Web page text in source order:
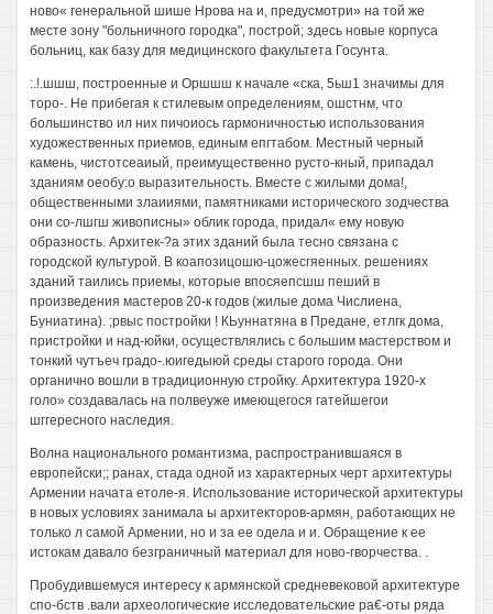
ново« генеральной шише Нрова на и, предусмотри» на той же
месте зону "больничного городка", построй; здесь новые корпуса
больниц, как базу для медицинского факультета Госунта.
:.!.шшш, построенные и Оршшш к начале «ска, 5ьш1 значимы для
торо-. Не прибегая к стилевым определениям, ошстнм, что
большинство ил них пичоиось гармоничностью использования
художественных приемов, единым епгтабом. Местный черный
камень, чистотсеаиый, преимущественно русто-кный, припадал
зданиям оеобу:о выразительность. Вместе с жилыми дома!,
общественными злаииями, памятниками исторического зодчества
они со-лшгш живописны» облик города, придал« ему новую
образность. Архитек-?а этих зданий была тесно связана с
городской культурой. В коапозицошю-цожесгяенных. решениях
зданий таились приемы, которые впосяепсшш пеший в
произведения мастеров 20-к годов (жилые дома Числиена,
Буниатина). ;рвыс постройки ! КЬуннатяна в Предане, етлгк дома,
пристройки и над-юйки, осуществлялись с большим мастерством и
тонкий чутъеч градо-.юигедыюй среды старого города. Они
органично вошли в традиционную стройку. Архитектура 1920-х
голо» создавалась на полвеуже имеющегося гатейшегои
шггересного наследия.
Волна национального романтизма, распространившаяся в
европейски;; ранах, стада одной из характерных черт архитектуры
Армении начата етоле-я. Использование исторической архитектуры
в новых условиях занимала ы архитекторов-армян, работающих не
только л самой Армении, но и за ее одела и и. Обращение к ее
истокам давало безграничный материал для ново-гворчества. .
Пробудившемуся интересу к армянской средневековой архитектуре
спо-бств .вали археологические исследовательские ра€-оты ряда